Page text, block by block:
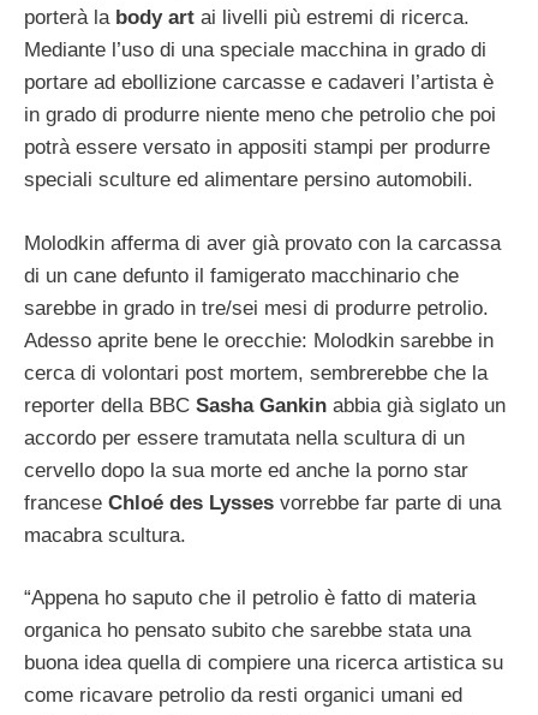
porterà la body art ai livelli più estremi di ricerca.
Mediante l’uso di una speciale macchina in grado di
portare ad ebollizione carcasse e cadaveri l’artista è
in grado di produrre niente meno che petrolio che poi
potrà essere versato in appositi stampi per produrre
speciali sculture ed alimentare persino automobili.
Molodkin afferma di aver già provato con la carcassa
di un cane defunto il famigerato macchinario che
sarebbe in grado in tre/sei mesi di produrre petrolio.
Adesso aprite bene le orecchie: Molodkin sarebbe in
cerca di volontari post mortem, sembrerebbe che la
reporter della BBC Sasha Gankin abbia già siglato un
accordo per essere tramutata nella scultura di un
cervello dopo la sua morte ed anche la porno star
francese Chloé des Lysses vorrebbe far parte di una
macabra scultura.
“Appena ho saputo che il petrolio è fatto di materia
organica ho pensato subito che sarebbe stata una
buona idea quella di compiere una ricerca artistica su
come ricavare petrolio da resti organici umani ed